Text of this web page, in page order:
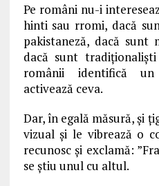
Pe români nu-i
hinti sau rromi, dacă
pakistaneză, dacă sunt
dacă sunt
românii identifică un
activează ceva.
Dar, în egală măsură, și
vizual și le vibrează o
recunosc și exclamă:
se știu unul cu altul.